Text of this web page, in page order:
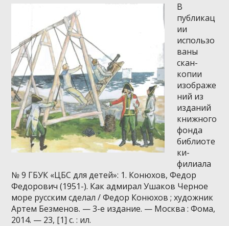
В
публикац
ии
использо
ваны
скан-
копии
изображе
ний из
изданий
книжного
фонда
библиоте
ки-
филиала
№ 9 ГБУК «ЦБС для детей»: 1. Конюхов, Федор
Федорович (1951-). Как адмирал Ушаков Черное
море русским сделал / Федор Конюхов ; художник
Артем Безменов. — 3-е издание. — Москва : Фома,
2014. — 23, [1] с. : ил.